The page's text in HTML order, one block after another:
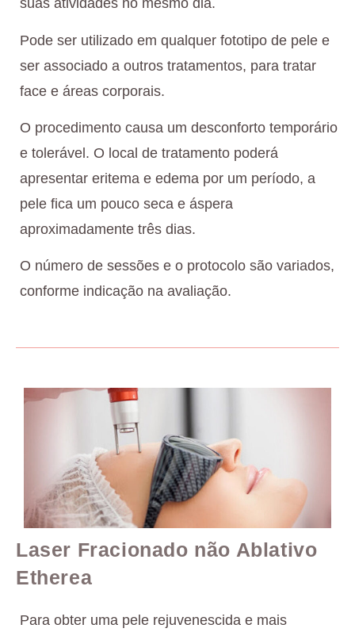
suas atividades no mesmo dia.
Pode ser utilizado em qualquer fototipo de pele e
ser associado a outros tratamentos, para tratar
face e áreas corporais.
O procedimento causa um desconforto temporário
e tolerável. O local de tratamento poderá
apresentar eritema e edema por um período, a
pele fica um pouco seca e áspera
aproximadamente três dias.
O número de sessões e o protocolo são variados,
conforme indicação na avaliação.
Laser Fracionado não Ablativo
Etherea
Para obter uma pele rejuvenescida e mais